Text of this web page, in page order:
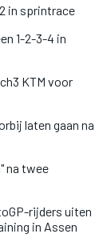
in sprintrace
1-2-3-4 in
KTM voor
laten gaan na
na twee
rijders uiten
in Assen